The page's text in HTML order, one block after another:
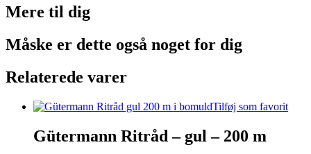
Mere til dig
Måske er dette også noget for dig
Relaterede varer
Tilføj som favorit
Gütermann Ritråd – gul – 200 m